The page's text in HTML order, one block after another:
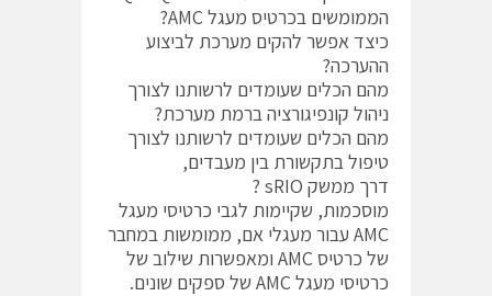
הממומשים בכרטיס מעגל AMC?
כיצד אפשר להקים מערכת לביצוע
ההערכה?
מהם הכלים שעומדים לרשותנו לצורך
ניהול קונפיגורציה ברמת מערכת?
מהם הכלים שעומדים לרשותנו לצורך
טיפול בתקשורת בין מעבדים,
דרך ממשק sRIO ?
מוסכמות, שקיימות לגבי כרטיסי מעגל
AMC עבור מעגלי אם, ממומשות במחבר
של כרטיס AMC ומאפשרות שילוב של
כרטיסי מעגל AMC של ספקים שונים.